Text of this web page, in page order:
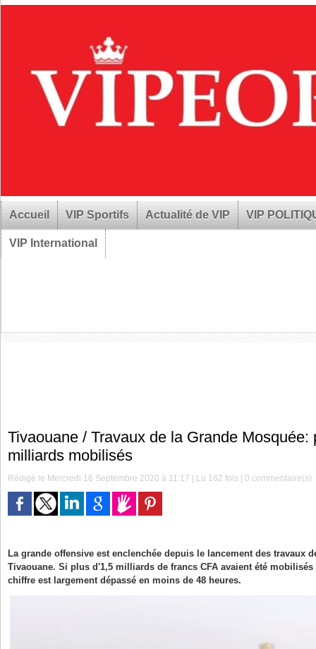
Accueil VIP Sportifs Actualité de VIP VIP
VIP International
Tivaouane / Travaux de la Grande Mosquée:
milliards mobilisés
Rédigé le Mercredi 16 Septembre 2020 à 11:17 | Lu 162 fois |0 commentaire(s)
La grande offensive est enclenchée depuis le lancement des travaux
Tivaouane. Si plus d'1,5 milliards de francs CFA avaient été
chiffre est largement dépassé en moins de 48 heures.